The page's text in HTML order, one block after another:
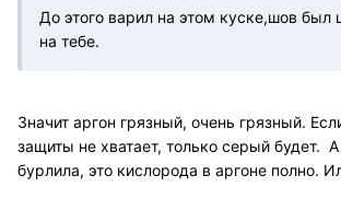
До этого варил на этом куске,шов был
на тебе.
Значит аргон грязный, очень грязный.
защиты не хватает, только серый будет.
бурлила, это кислорода в аргоне полно.